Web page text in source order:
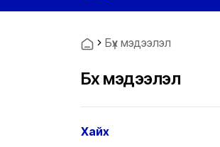
Бүх мэдээлэл
Бүх мэдээлэл
Хайх